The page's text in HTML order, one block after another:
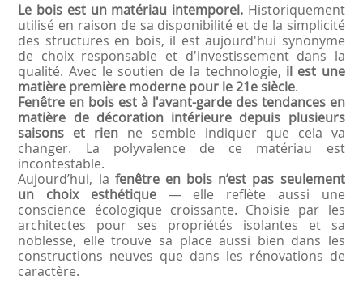
Le bois est un matériau intemporel.Historiquement
utilisé en raison de sa disponibilité et de la simplicité
des structures en bois, il est aujourd'hui synonyme
de choix responsable et d'investissement dans la
qualité. Avec le soutien de la technologie, il est une
matière première moderne pour le 21e siècle.
Fenêtre en bois est à l'avant-garde des tendances en
matière de décoration intérieure depuis plusieurs
saisons et rien ne semble indiquer que cela va
changer. La polyvalence de ce matériau est
incontestable.
Aujourd’hui, la fenêtre en bois n’est pas seulement
un choix esthétique — elle reflète aussi une
conscience écologique croissante. Choisie par les
architectes pour ses propriétés isolantes et sa
noblesse, elle trouve sa place aussi bien dans les
constructions neuves que dans les rénovations de
caractère.